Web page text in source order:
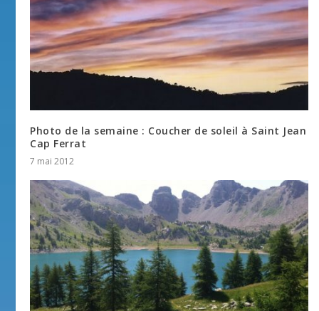
Photo de la semaine : Coucher de soleil à Saint Jean
Cap Ferrat
7 mai 2012